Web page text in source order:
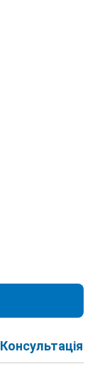
Консультація